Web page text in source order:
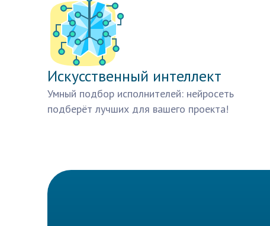
Искусственный интеллект
Умный подбор исполнителей: нейросеть
подберёт лучших для вашего проекта!